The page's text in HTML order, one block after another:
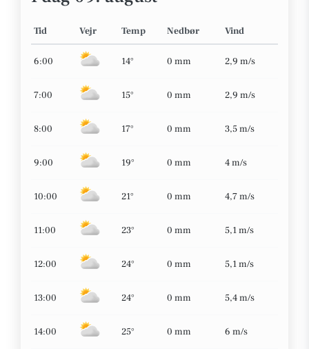
Tid Vejr Temp Nedbør Vind
6:00 14° 0 mm 2,9 m/s
7:00 15° 0 mm 2,9 m/s
8:00 17° 0 mm 3,5 m/s
9:00 19° 0 mm 4 m/s
10:00 21° 0 mm 4,7 m/s
11:00 23° 0 mm 5,1 m/s
12:00 24° 0 mm 5,1 m/s
13:00 24° 0 mm 5,4 m/s
14:00 25° 0 mm 6 m/s